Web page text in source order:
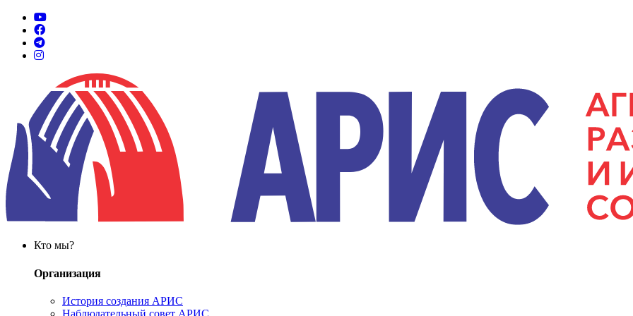
Кто мы?
Организация
История создания АРИС
Наблюдательный совет АРИС